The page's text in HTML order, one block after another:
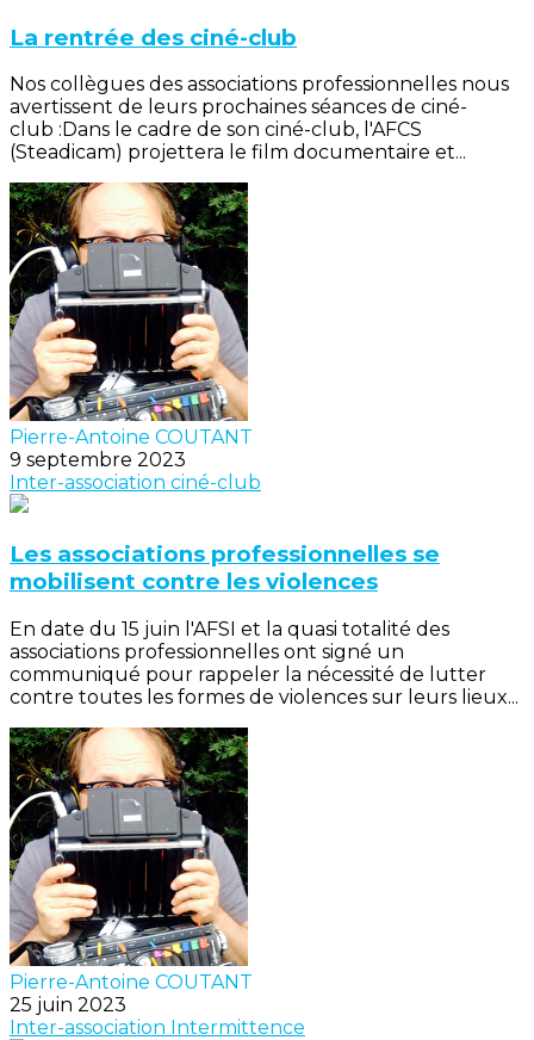
La rentrée des ciné-club
Nos collègues des associations professionnelles nous
avertissent de leurs prochaines séances de ciné-
club :Dans le cadre de son ciné-club, l'AFCS
(Steadicam) projettera le film documentaire et...
Pierre-Antoine COUTANT
9 septembre 2023
Inter-association ciné-club
Les associations professionnelles se
mobilisent contre les violences
En date du 15 juin l'AFSI et la quasi totalité des
associations professionnelles ont signé un
communiqué pour rappeler la nécessité de lutter
contre toutes les formes de violences sur leurs lieux...
Pierre-Antoine COUTANT
25 juin 2023
Inter-association Intermittence